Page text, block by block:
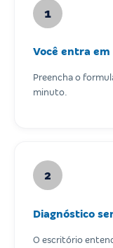
1
Você entra
Preencha o
minuto.
2
Diagnóstico
O escritório